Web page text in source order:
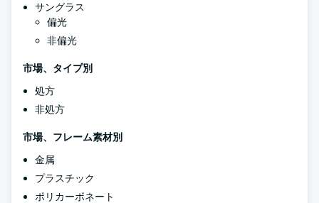
サングラス
偏光
非偏光
市場、タイプ別
処方
非処方
市場、フレーム素材別
金属
プラスチック
ポリカーボネート